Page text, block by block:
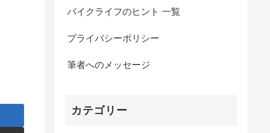
バイクライフのヒント 一覧
プライバシーポリシー
筆者へのメッセージ
カテゴリー